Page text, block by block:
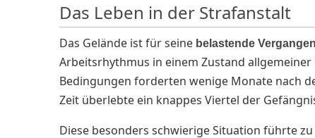
Das Leben in der Strafanstalt
Das Gelände ist für seine belastende
Arbeitsrhythmus in einem Zustand
Bedingungen forderten wenige Monate nach
Zeit überlebte ein knappes Viertel der
Diese besonders schwierige Situation führte